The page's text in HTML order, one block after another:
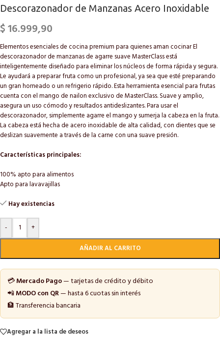
Descorazonador de Manzanas Acero Inoxidable
$16.999,90
Elementos esenciales de cocina premium para quienes aman cocinar El
descorazonador de manzanas de agarre suave MasterClass está
inteligentemente diseñado para eliminar los núcleos de forma rápida y segura.
Le ayudará a preparar fruta como un profesional, ya sea que esté preparando
un gran horneado o un refrigerio rápido. Esta herramienta esencial para frutas
cuenta con el mango de nailon exclusivo de MasterClass. Suave y amplio,
asegura un uso cómodo y resultados antideslizantes. Para usar el
descorazonador, simplemente agarre el mango y sumerja la cabeza en la fruta.
La cabeza está hecha de acero inoxidable de alta calidad, con dientes que se
deslizan suavemente a través de la carne con una suave presión.
Características principales:
100% apto para alimentos
Apto para lavavajillas
Hay existencias
-
+
AÑADIR AL CARRITO
💳Mercado Pago— tarjetas de crédito y débito
📲MODO con QR— hasta 6 cuotas sin interés
🏦 Transferencia bancaria
Agregar a la lista de deseos